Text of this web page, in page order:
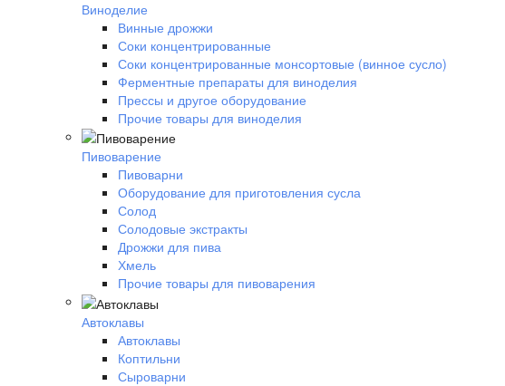
Виноделие
Винные дрожжи
Соки концентрированные
Соки концентрированные монсортовые (винное сусло)
Ферментные препараты для виноделия
Прессы и другое оборудование
Прочие товары для виноделия
Пивоварение
Пивоварни
Оборудование для приготовления сусла
Солод
Солодовые экстракты
Дрожжи для пива
Хмель
Прочие товары для пивоварения
Автоклавы
Автоклавы
Коптильни
Сыроварни